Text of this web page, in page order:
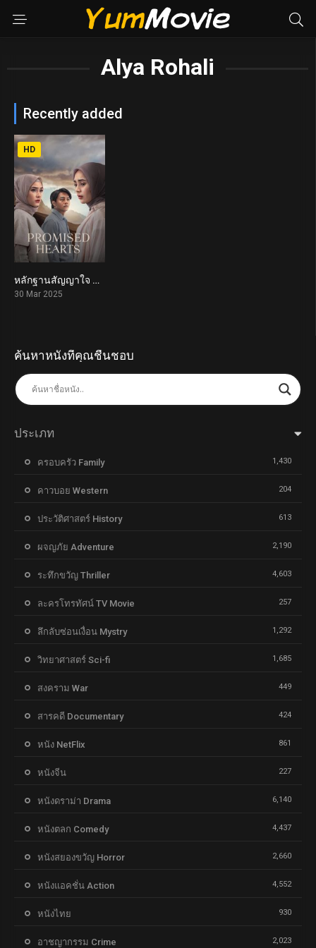
Alya Rohali
Recently added
5.1
HD
หลักฐานสัญญาใจ Promised Hearts (2025)
30 Mar 2025
ค้นหาหนังที่คุณชื่นชอบ
ประเภท
ครอบครัว Family 1,430
คาวบอย Western 204
ประวัติศาสตร์ History 613
ผจญภัย Adventure 2,190
ระทึกขวัญ Thriller 4,603
ละครโทรทัศน์ TV Movie 257
ลึกลับซ่อนเงื่อน Mystry 1,292
วิทยาศาสตร์ Sci-fi 1,685
สงคราม War 449
สารคดี Documentary 424
หนัง NetFlix 861
หนังจีน 227
หนังดราม่า Drama 6,140
หนังตลก Comedy 4,437
หนังสยองขวัญ Horror 2,660
หนังแอคชั่น Action 4,552
หนังไทย 930
อาชญากรรม Crime 2,023